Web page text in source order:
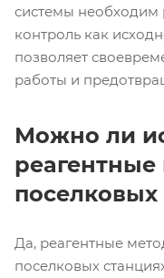
системы необходим
контроль как
позволяет
работы и
Можно ли
Да, реагентные
поселковых